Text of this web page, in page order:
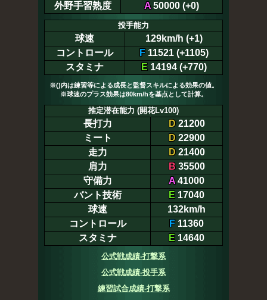
外野手習熟度
A50000 (+0)
投手能力
球速
129km/h (+1)
コントロール
F11521 (+1105)
スタミナ
E14194 (+770)
※()内は練習等による成長と監督スキルによる効果の値。
※球速のプラス効果は80km/hを基点として計算。
推定潜在能力 (開花Lv100)
長打力 D21200
ミート
D22900
走力
D21400
肩力
B35500
守備力
A41000
バント技術
E 17040
球速
132km/h
コントロール
F 11360
スタミナ
E 14640
公式戦成績-打撃系
公式戦成績-投手系
練習試合成績-打撃系